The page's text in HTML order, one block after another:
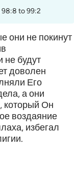
98:8 to 99:2
они не покинут
не будут
доволен
Его
а они
который Он
воздаяние
избегал